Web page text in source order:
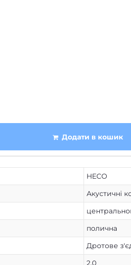
Додати в кошик
HECO
Акустичні
полична
Дротове
2.0